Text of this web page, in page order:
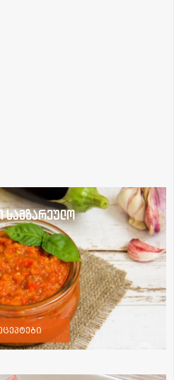
სამზარეულო